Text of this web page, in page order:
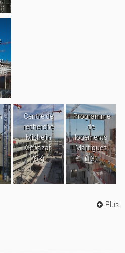
Centre de
recherche
Michelin
Cébazat
(63)
Programme
de
logements
Martigues
(13)
Plus